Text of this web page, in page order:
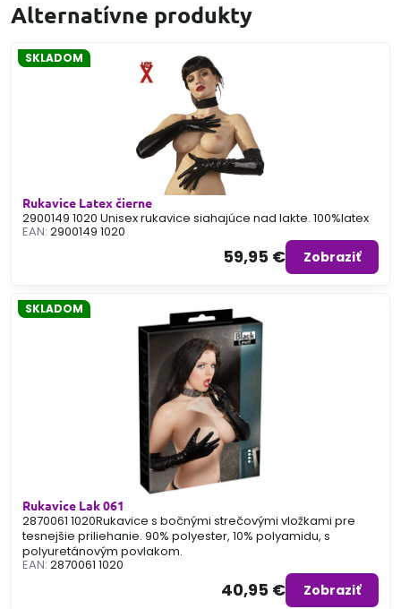
Alternatívne produkty
Rukavice Latex čierne
SKLADOM
2900149 1020 Unisex rukavice siahajúce nad lakte. 100%latex
EAN: 2900149 1020
59,95 € Zobraziť
Rukavice Lak 061
SKLADOM
2870061 1020Rukavice s bočnými strečovými vložkami pre
tesnejšie priliehanie. 90% polyester, 10% polyamidu, s
polyuretánovým povlakom.
EAN: 2870061 1020
40,95 € Zobraziť